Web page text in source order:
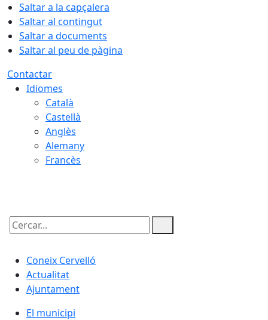
Saltar a la capçalera
Saltar al contingut
Saltar a documents
Saltar al peu de pàgina
Contactar
Idiomes
Català
Castellà
Anglès
Alemany
Francès
Cercar:
Coneix Cervelló
Actualitat
Ajuntament
El municipi